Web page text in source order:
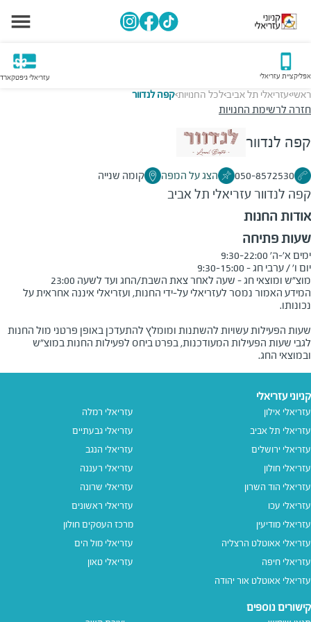
אפליקציית עזריאלי עזריאלי גיפטקארד
ראשי>עזריאלי תל אביב>לכל החנויות>קפה לנדוור
חזרה לרשימת החנויות
קפה לנדוור
050-8572530 הצג על המפה קומה שנייה
קפה לנדוורעזריאלי תל אביב
אודות החנות
שעות פתיחה
מוצ"ש ומוצאי חג - שעה לאחר צאת השבת/החג ועד לשעה 23:00
המידע האמור נמסר לעזריאלי על-ידי החנות, ועזריאלי איננה אחראית על
שעות הפעילות עשויות להשתנות ומומלץ להתעדכן באופן פרטני מול החנות
לגבי שעות הפעילות המעודכנות, בפרט ביחס לפעילות החנות במוצ"ש
ובמוצאי החג.
קניוני עזריאלי
עזריאלי אילון
עזריאלי תל אביב
עזריאלי ירושלים
עזריאלי חולון
עזריאלי הוד השרון
עזריאלי עכו
עזריאלי מודיעין
עזריאלי אאוטלט הרצליה
עזריאלי חיפה
עזריאלי אאוטלט אור יהודה
עזריאלי רמלה
עזריאלי גבעתיים
עזריאלי הנגב
עזריאלי רעננה
עזריאלי שרונה
עזריאלי ראשונים
מרכז העסקים חולון
עזריאלי מול הים
עזריאלי טאון
קישורים נוספים